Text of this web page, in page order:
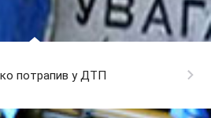
потрапив у ДТП